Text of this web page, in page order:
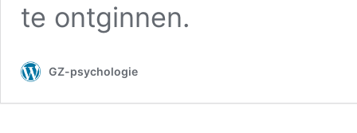
te ontginnen.
GZ-psychologie